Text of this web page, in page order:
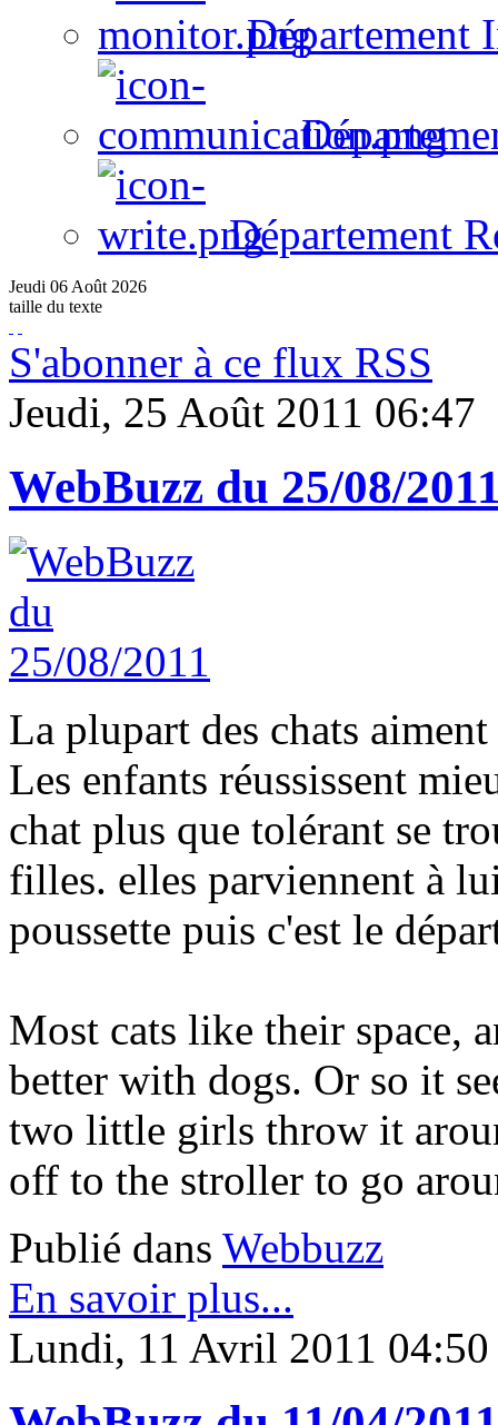
Département
Département
Jeudi 06 Août 2026
taille du texte
S'abonner à ce flux RSS
Jeudi, 25 Août 2011 06:47
WebBuzz du 25/08/
La plupart des chats
Les enfants réussissent
chat plus que tolérant se
filles. elles parviennent à
poussette puis c'est le
Most cats like their space,
better with dogs. Or so it
two little girls throw it
off to the stroller to go
Publié dans Webbuzz
En savoir plus...
Lundi, 11 Avril 2011 04:50